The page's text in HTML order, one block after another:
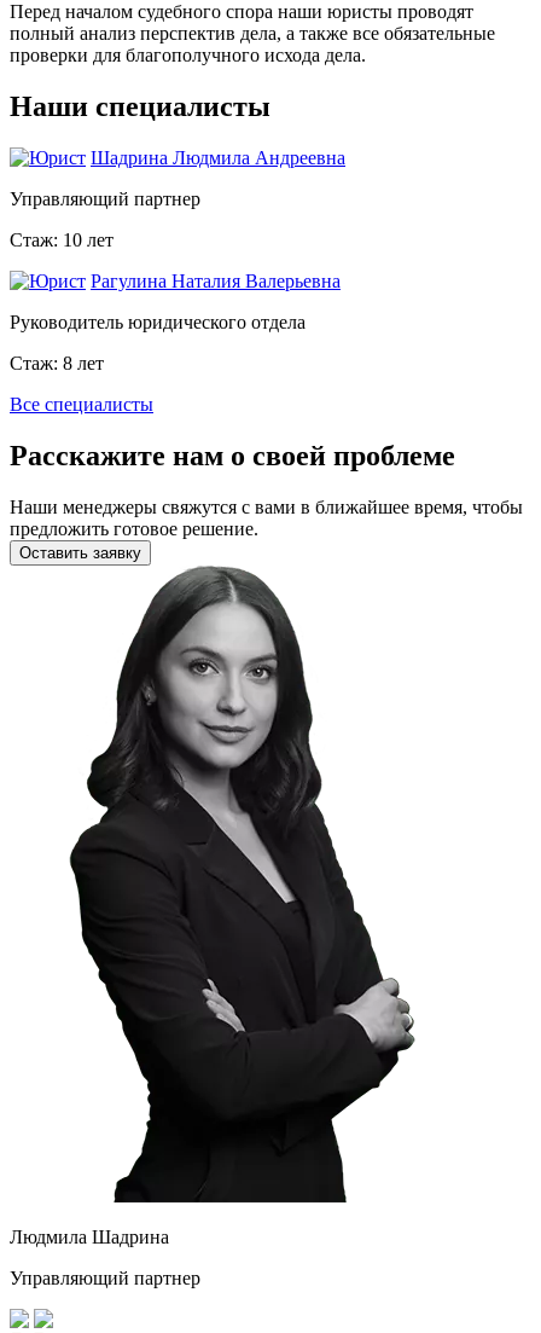
Перед началом судебного спора наши юристы проводят
полный анализ перспектив дела, а также все обязательные
проверки для благополучного исхода дела.
Наши специалисты
Шадрина Людмила Андреевна
Управляющий партнер
Стаж: 10 лет
Рагулина Наталия Валерьевна
Руководитель юридического отдела
Стаж: 8 лет
Все специалисты
Расскажите нам о своей проблеме
Наши менеджеры свяжутся с вами в ближайшее время, чтобы
предложить готовое решение.
Оставить заявку
Людмила Шадрина
Управляющий партнер